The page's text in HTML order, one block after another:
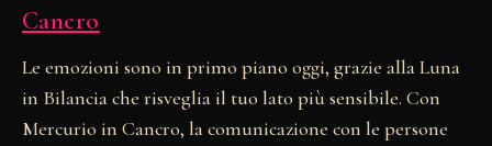
Cancro
Le emozioni sono in primo piano oggi, grazie alla Luna
in Bilancia che risveglia il tuo lato più sensibile. Con
Mercurio in Cancro, la comunicazione con le persone